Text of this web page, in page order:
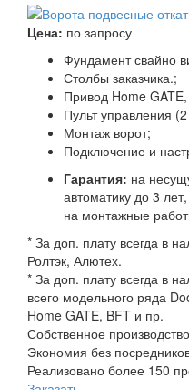
Цена: по запросу
Фундамент свайно
Столбы заказчика.;
Привод Home
Пульт управления
Монтаж ворот;
Подключение и
Гарантия: на
автоматику до 3 лет,
на монтажные
* За доп. плату всегда в
Ролтэк, Алютех.
* За доп. плату всегда в
всего модельного ряда
Home GATE, BFT и пр.
Собственное
Экономия без
Реализовано более 150